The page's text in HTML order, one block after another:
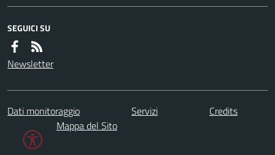
SEGUICI SU
Newsletter
Dati monitoraggio Servizi
Credits
Mappa del Sito